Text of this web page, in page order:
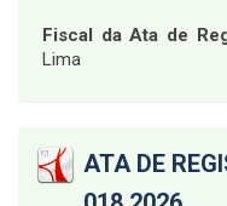
Fiscal da Ata de
Lima
ATA DE